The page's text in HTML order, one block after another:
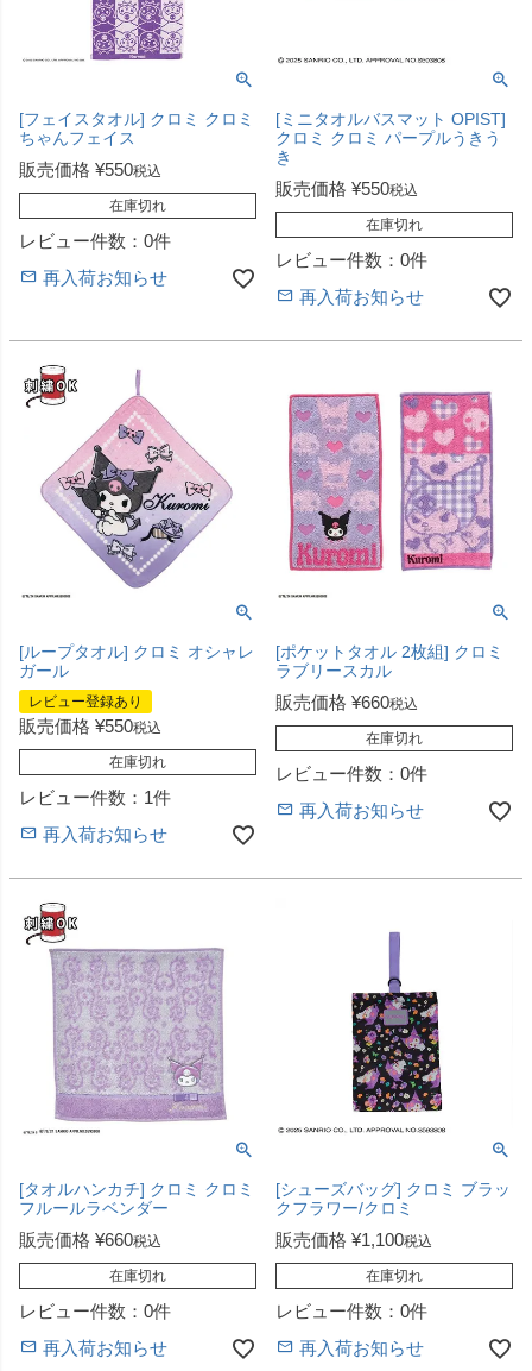
[フェイスタオル] クロミ クロミ
ちゃんフェイス
販売価格 ¥550税込
在庫切れ
レビュー件数：0件
再入荷お知らせ
[ミニタオルバスマット OPIST]
クロミ クロミ パープルうきう
き
販売価格 ¥550税込
在庫切れ
レビュー件数：0件
再入荷お知らせ
[ループタオル] クロミ オシャレ
ガール
レビュー登録あり
販売価格 ¥550税込
在庫切れ
レビュー件数：1件
再入荷お知らせ
[ポケットタオル 2枚組] クロミ
ラブリースカル
販売価格 ¥660税込
在庫切れ
レビュー件数：0件
再入荷お知らせ
[タオルハンカチ] クロミ クロミ
フルールラベンダー
販売価格 ¥660税込
在庫切れ
レビュー件数：0件
再入荷お知らせ
[シューズバッグ] クロミ ブラッ
クフラワー/クロミ
販売価格 ¥1,100税込
在庫切れ
レビュー件数：0件
再入荷お知らせ